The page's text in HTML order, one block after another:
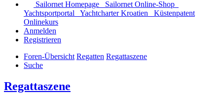
Sailornet Homepage
Sailornet Online-Shop
Yachtsportportal
Yachtcharter Kroatien
Küstenpatent
Onlinekurs
Anmelden
Registrieren
Foren-Übersicht Regatten Regattaszene
Suche
Regattaszene